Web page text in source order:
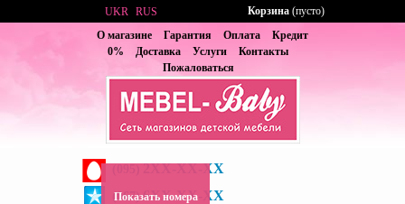
О магазине Гарантия Оплата
Кредит
0%
Доставка Услуги
Контакты
Пожаловаться
2XX-XX-XX
(067) 6XX-XX-XX
Показать номера
UKR RUS Корзина (пусто)